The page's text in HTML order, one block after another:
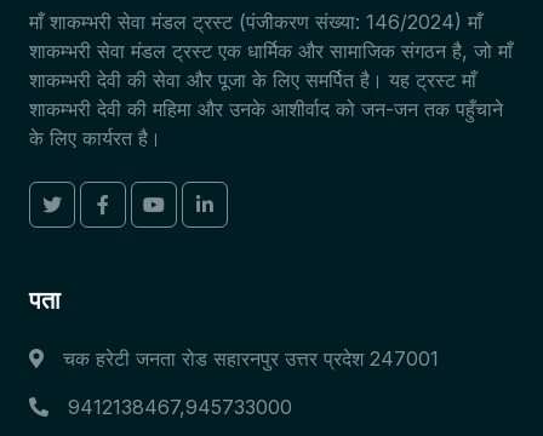
माँ शाकम्भरी सेवा मंडल ट्रस्ट (पंजीकरण संख्या: 146/2024) माँ
शाकम्भरी सेवा मंडल ट्रस्ट एक धार्मिक और सामाजिक संगठन है, जो माँ
शाकम्भरी देवी की सेवा और पूजा के लिए समर्पित है। यह ट्रस्ट माँ
शाकम्भरी देवी की महिमा और उनके आशीर्वाद को जन-जन तक पहुँचाने
के लिए कार्यरत है।
पता
चक हरेटी जनता रोड सहारनपुर उत्तर प्रदेश 247001
9412138467,945733000